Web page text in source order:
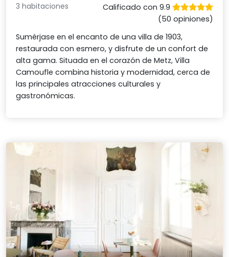
3 habitaciones
Calificado con 9.9
(50 opiniones)
Sumérjase en el encanto de una villa de 1903,
restaurada con esmero, y disfrute de un confort de
alta gama. Situada en el corazón de Metz, Villa
Camoufle combina historia y modernidad, cerca de
las principales atracciones culturales y
gastronómicas.